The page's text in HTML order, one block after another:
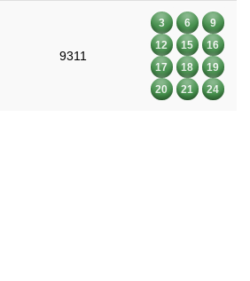
9311
3 6
9
12
15
16
17
18
19
20
21 24